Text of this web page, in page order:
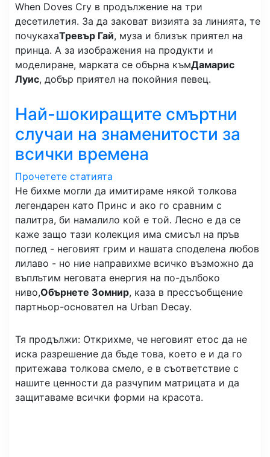
When Doves Cry в продължение на три
десетилетия. За да заковат визията за линията, те
почукахаТревър Гай, муза и близък приятел на
принца. А за изображения на продукти и
моделиране, марката се обърна къмДамарис
Луис, добър приятел на покойния певец.
Най-шокиращите смъртни
случаи на знаменитости за
всички времена
Прочетете статията
Не бихме могли да имитираме някой толкова
легендарен като Принс и ако го сравним с
палитра, би намалило кой е той. Лесно е да се
каже защо тази колекция има смисъл на пръв
поглед - неговият грим и нашата споделена любов
лилаво - но ние направихме всичко възможно да
въплътим неговата енергия на по-дълбоко
ниво,Обърнете Зомнир, каза в прессъобщение
партньор-основател на Urban Decay.
Тя продължи: Открихме, че неговият етос да не
иска разрешение да бъде това, което е и да го
притежава толкова смело, е в съответствие с
нашите ценности да разчупим матрицата и да
защитаваме всички форми на красота.